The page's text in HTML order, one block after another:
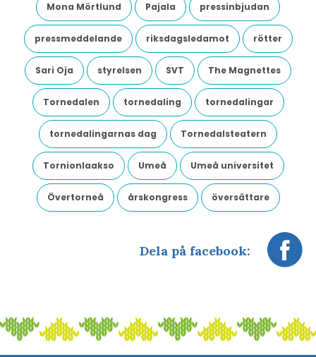
Mona Mörtlund Pajala pressinbjudan
pressmeddelande riksdagsledamot rötter
Sari Oja styrelsen SVT The Magnettes
Tornedalen tornedaling tornedalingar
tornedalingarnas dag Tornedalsteatern
Tornionlaakso Umeå Umeå universitet
Övertorneå årskongress översättare
Dela på facebook: